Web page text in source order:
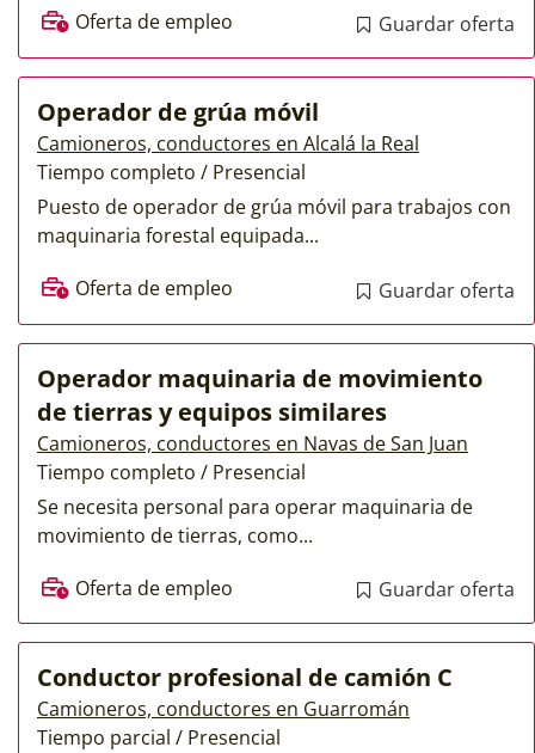
Oferta de empleo Guardar oferta
Operador de grúa móvil
Camioneros, conductores en Alcalá la Real
Tiempo completo / Presencial
Puesto de operador de grúa móvil para trabajos con
maquinaria forestal equipada...
Oferta de empleo
Guardar oferta
Operador maquinaria de movimiento
de tierras y equipos similares
Camioneros, conductores en Navas de San Juan
Tiempo completo / Presencial
Se necesita personal para operar maquinaria de
movimiento de tierras, como...
Oferta de empleo
Guardar oferta
Conductor profesional de camión C
Camioneros, conductores en Guarromán
Tiempo parcial / Presencial